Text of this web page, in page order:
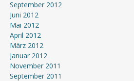
September 2012
Juni 2012
Mai 2012
April 2012
März 2012
Januar 2012
November 2011
September 2011